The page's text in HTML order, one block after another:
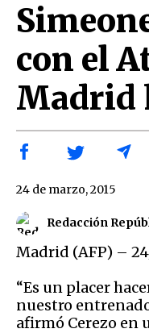
con el
Madrid
Redacción
24 de marzo, 2015
Madrid (AFP) –
“Es un placer
nuestro
afirmó Cerezo en